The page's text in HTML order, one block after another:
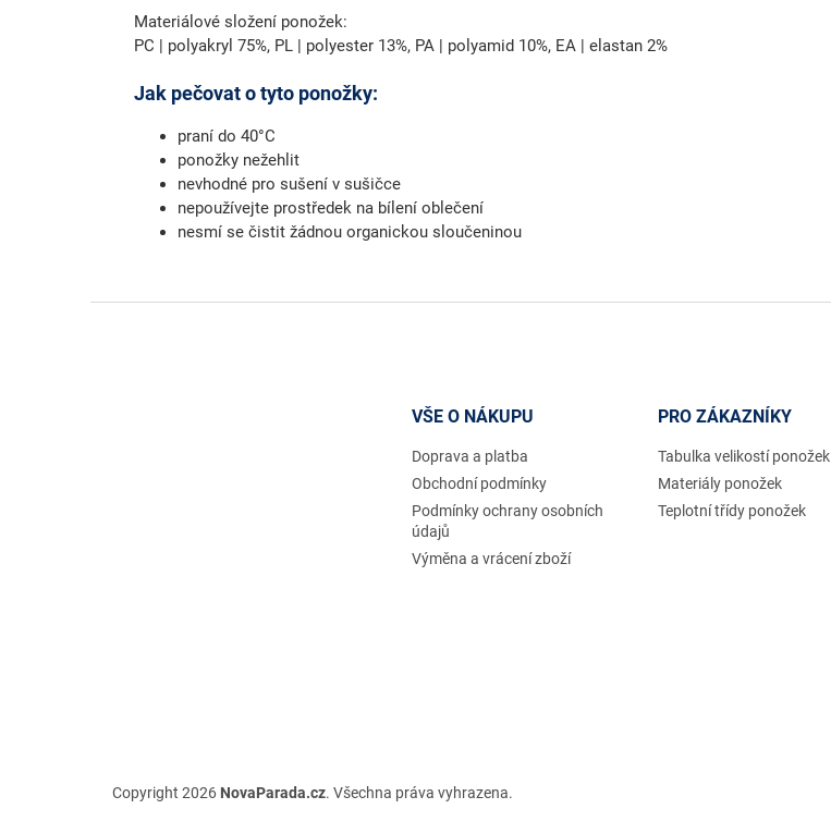
Materiálové složení ponožek:
PC | polyakryl 75%, PL | polyester 13%, PA | polyamid 10%, EA | elastan 2%
Jak pečovat o tyto ponožky:
praní do 40°C
ponožky nežehlit
nevhodné pro sušení v sušičce
nepoužívejte prostředek na bílení oblečení
nesmí se čistit žádnou organickou sloučeninou
VŠE O NÁKUPU
Doprava a platba
Obchodní podmínky
Podmínky ochrany osobních
údajů
Výměna a vrácení zboží
PRO ZÁKAZNÍKY
Tabulka velikostí ponožek
Materiály ponožek
Teplotní třídy ponožek
Copyright 2026 NovaParada.cz. Všechna práva vyhrazena.